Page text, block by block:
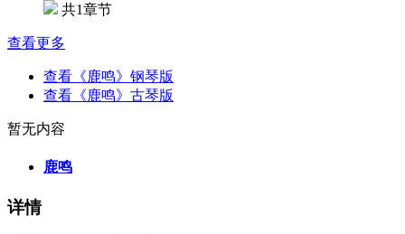
共1章节
查看更多
查看《鹿鸣》钢琴版
查看《鹿鸣》古琴版
暂无内容
鹿鸣
详情